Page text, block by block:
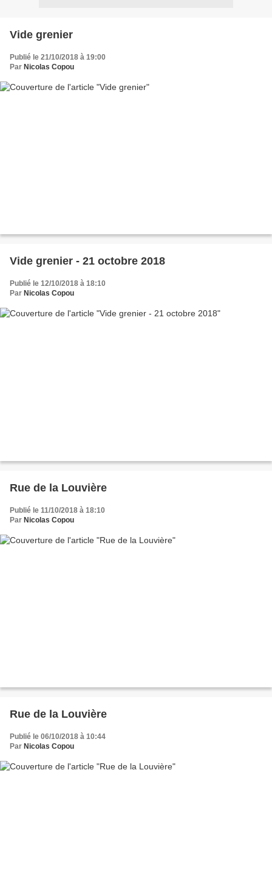
Vide grenier
Publié le 21/10/2018 à 19:00
Par Nicolas Copou
Vide grenier - 21 octobre 2018
Publié le 12/10/2018 à 18:10
Par Nicolas Copou
Rue de la Louvière
Publié le 11/10/2018 à 18:10
Par Nicolas Copou
Rue de la Louvière
Publié le 06/10/2018 à 10:44
Par Nicolas Copou